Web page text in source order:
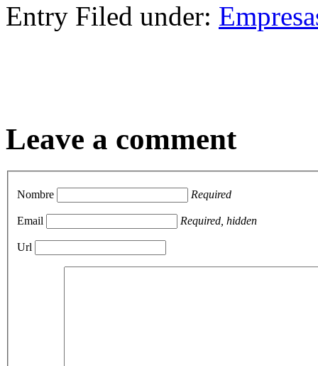
Entry Filed under:
Leave a comment
Nombre Required
Email Required, hidden
Url